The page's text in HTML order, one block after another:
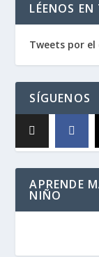
LÉENOS
Tweets por el
SÍGUENOS
APRENDE
NIÑO